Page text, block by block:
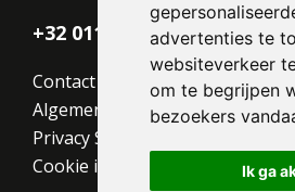
advertenties te
websiteverkeer
om te begrijpen
bezoekers
Ik ga
+32 011 - 870 938
Contact
Algemene voorwaarden
Privacy Statement
Cookie instellingen